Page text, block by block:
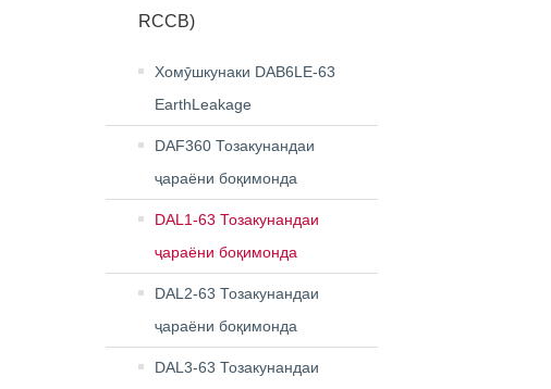
RCCB)
Хомӯшкунаки DAB6LE-63
EarthLeakage
DAF360 Тозакунандаи
ҷараёни боқимонда
DAL1-63 Тозакунандаи
ҷараёни боқимонда
DAL2-63 Тозакунандаи
ҷараёни боқимонда
DAL3-63 Тозакунандаи